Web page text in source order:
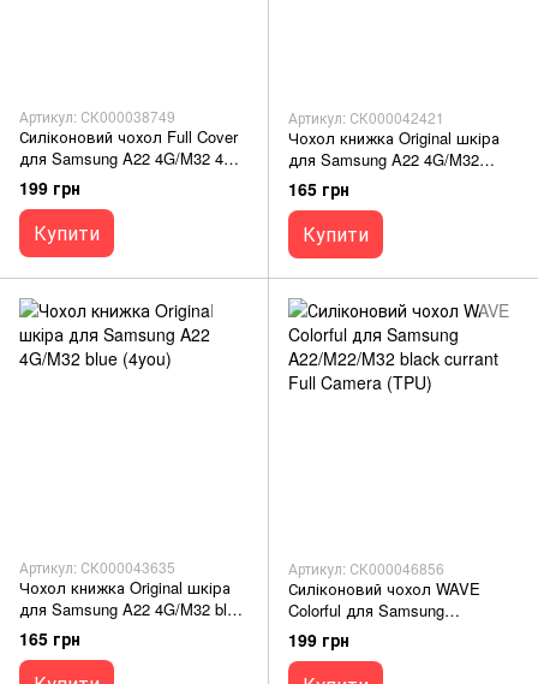
Артикул: СК000038749
Силіконовий чохол Full Cover
для Samsung A22 4G/M32 4G
red без logo
199 грн
Купити
Артикул: СК000042421
Чохол книжка Original шкіра
для Samsung A22 4G/M32
black (4you)
165 грн
Купити
Артикул: СК000043635
Чохол книжка Original шкіра
для Samsung A22 4G/M32 blue
(4you)
165 грн
Артикул: СК000046856
Силіконовий чохол WAVE
Colorful для Samsung
A22/M22/M32 black currant Full
Camera (TPU)
199 грн